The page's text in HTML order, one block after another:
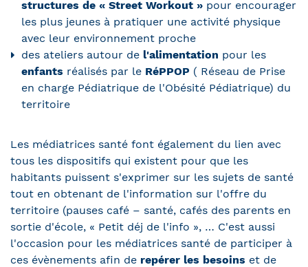
structures de « Street Workout » pour encourager
les plus jeunes à pratiquer une activité physique
avec leur environnement proche
des ateliers autour de l'alimentation pour les
enfants réalisés par le RéPPOP ( Réseau de Prise
en charge Pédiatrique de l'Obésité Pédiatrique) du
territoire
Les médiatrices santé font également du lien avec
tous les dispositifs qui existent pour que les
habitants puissent s'exprimer sur les sujets de santé
tout en obtenant de l'information sur l'offre du
territoire (pauses café – santé, cafés des parents en
sortie d'école, « Petit déj de l'info », … C'est aussi
l'occasion pour les médiatrices santé de participer à
ces évènements afin de repérer les besoins et de